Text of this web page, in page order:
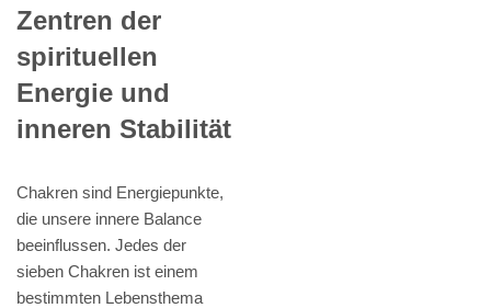
Zentren der
spirituellen
Energie und
inneren Stabilität
Chakren sind Energiepunkte,
die unsere innere Balance
beeinflussen. Jedes der
sieben Chakren ist einem
bestimmten Lebensthema